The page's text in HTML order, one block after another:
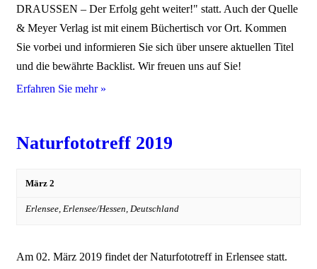
DRAUSSEN – Der Erfolg geht weiter!" statt. Auch der Quelle
& Meyer Verlag ist mit einem Büchertisch vor Ort. Kommen
Sie vorbei und informieren Sie sich über unsere aktuellen Titel
und die bewährte Backlist. Wir freuen uns auf Sie!
Erfahren Sie mehr »
Naturfototreff 2019
März 2
Erlensee, Erlensee/Hessen, Deutschland
Am 02. März 2019 findet der Naturfototreff in Erlensee statt.